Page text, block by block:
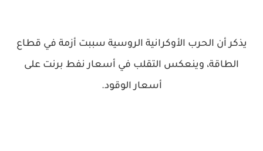
يذكر أن الحرب الأوكرانية الروسية سببت أزمة في قطاع
الطاقة، وينعكس التقلب في أسعار نفط برنت على
أسعار الوقود.